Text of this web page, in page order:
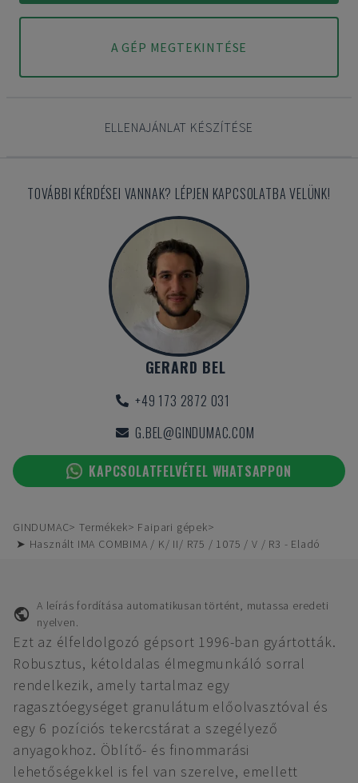
A GÉP MEGTEKINTÉSE
ELLENAJÁNLAT KÉSZÍTÉSE
TOVÁBBI KÉRDÉSEI VANNAK? LÉPJEN KAPCSOLATBA VELÜNK!
GERARD BEL
+49 173 2872 031
G.BEL@GINDUMAC.COM
KAPCSOLATFELVÉTEL WHATSAPPON
GINDUMAC Termékek
Faipari gépek
➤ Használt IMA COMBIMA / K/ II/ R75 / 1075 / V / R3 - Eladó
A leírás fordítása automatikusan történt, mutassa eredeti
nyelven.
Ezt az élfeldolgozó gépsort 1996-ban gyártották.
Robusztus, kétoldalas élmegmunkáló sorral
rendelkezik, amely tartalmaz egy
ragasztóegységet granulátum előolvasztóval és
egy 6 pozíciós tekercstárat a szegélyező
anyagokhoz. Öblítő- és finommarási
lehetőségekkel is fel van szerelve, emellett